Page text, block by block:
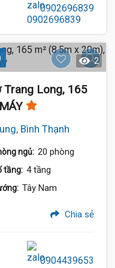
0902696839
2
Trang Long, 165
Bình Thạnh
ngủ: 20 phòng
tầng: 4 tầng
Tây Nam
Chia sẻ
0904439653